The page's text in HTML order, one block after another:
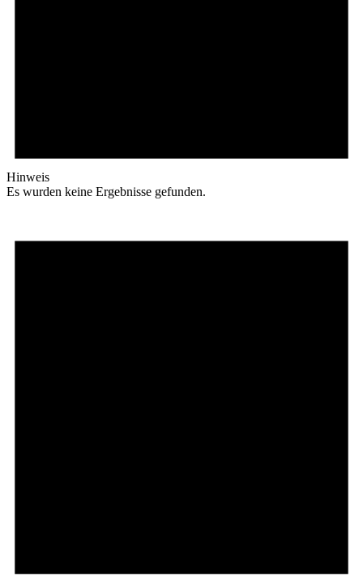
Hinweis
Es wurden keine Ergebnisse gefunden.